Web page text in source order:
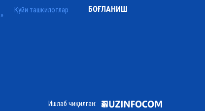
Қуйи ташкилотлар
БОҒЛАНИШ
Ишлаб чиқилган: